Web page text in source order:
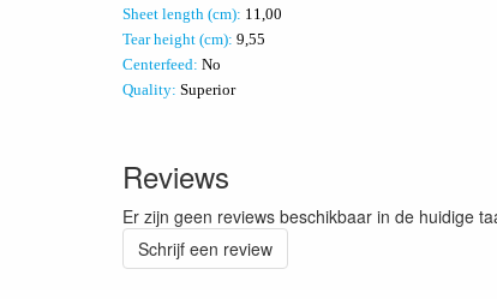
Sheet length (cm): 11,00
Tear height (cm): 9,55
Centerfeed: No
Quality: Superior
Reviews
Er zijn geen reviews beschikbaar in de huidige
Schrijf een review